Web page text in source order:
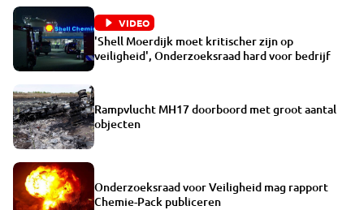
VIDEO
'Shell Moerdijk moet kritischer zijn op
veiligheid', Onderzoeksraad hard voor bedrijf
Rampvlucht MH17 doorboord met groot aantal
objecten
Onderzoeksraad voor Veiligheid mag rapport
Chemie-Pack publiceren